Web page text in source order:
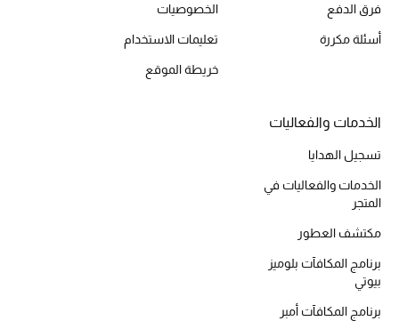
ركن أناقة المنتجعات
مستلزمات البنات (2 - 14 سنة)
مستلزمات الأولاد (2 - 14 سنة)
أبرز المصممين
فرق الدفع
أسئلة مكررة
الخصوصيات
تعليمات الاستخدام
خريطة الموقع
الخدمات والفعاليات
تسجيل الهدايا
الخدمات والفعاليات في
المتجر
مكتشف العطور
برنامج المكافآت بلوميز
بيوتي
برنامج المكافآت أمبر